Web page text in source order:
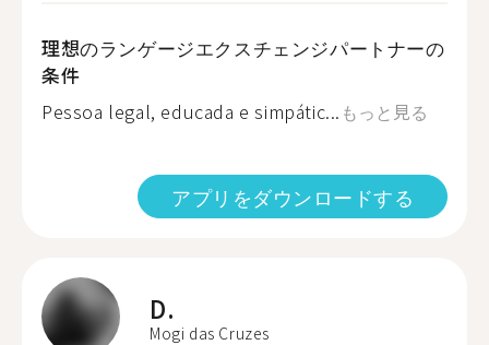
理想のランゲージエクスチェンジパートナーの
条件
Pessoa legal, educada e simpátic... もっと見る
アプリをダウンロードする
D.
Mogi das Cruzes